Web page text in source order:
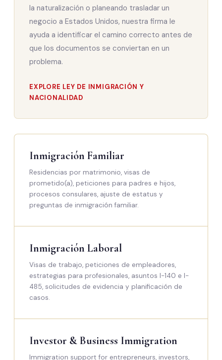
la naturalización o planeando trasladar un
negocio a Estados Unidos, nuestra firma le
ayuda a identificar el camino correcto antes de
que los documentos se conviertan en un
problema.
EXPLORE LEY DE INMIGRACIÓN Y
NACIONALIDAD
Inmigración Familiar
Residencias por matrimonio, visas de
prometido(a), peticiones para padres e hijos,
procesos consulares, ajuste de estatus y
preguntas de inmigración familiar.
Inmigración Laboral
Visas de trabajo, peticiones de empleadores,
estrategias para profesionales, asuntos I-140 e I-
485, solicitudes de evidencia y planificación de
casos.
Investor & Business Immigration
Immigration support for entrepreneurs, investors,